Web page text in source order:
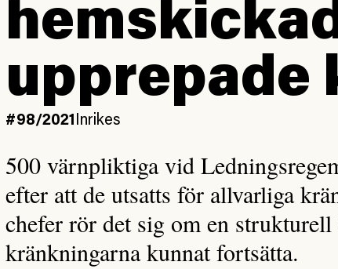
upprepade
#98/2021 Inrikes
500 värnpliktiga vid
efter att de utsatts för allvarliga
chefer rör det sig om en
kränkningarna kunnat fortsätta.